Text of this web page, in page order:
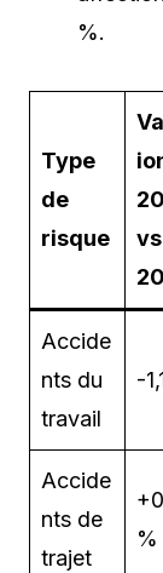
%.
Type
de
risque
vs
Accide
nts du
travail
-
Accide
nts de
trajet
%